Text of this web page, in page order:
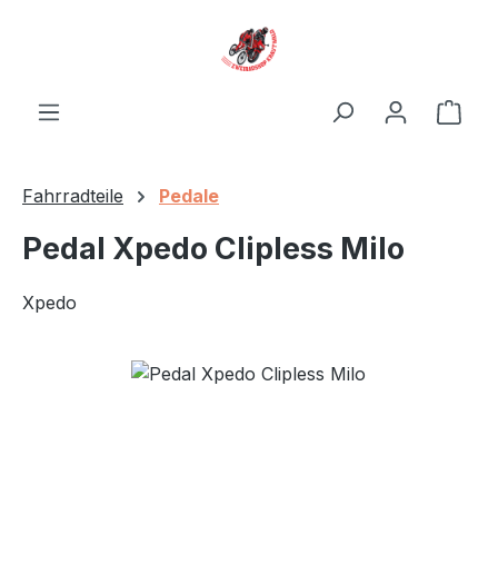
Fahrradteile Pedale
Pedal Xpedo Clipless Milo
Xpedo
Bildergalerie überspringen